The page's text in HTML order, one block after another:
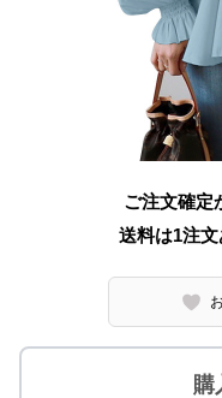
ご注文確定
送料は1注文
購